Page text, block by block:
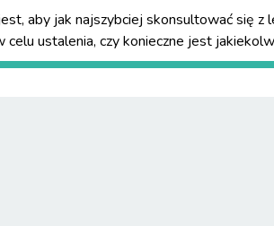
aby jak najszybciej skonsultować się z
ustalenia, czy konieczne jest